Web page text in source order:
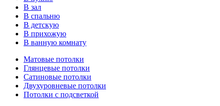
В зал
В спальню
В детскую
В прихожую
В ванную комнату
Матовые потолки
Глянцевые потолки
Сатиновые потолки
Двухуровневые потолки
Потолки с подсветкой